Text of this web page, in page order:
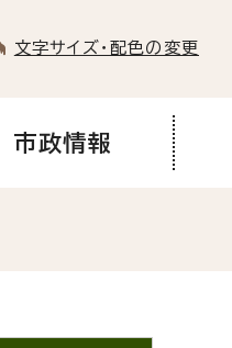
文字サイズ・配色の変更
市政情報